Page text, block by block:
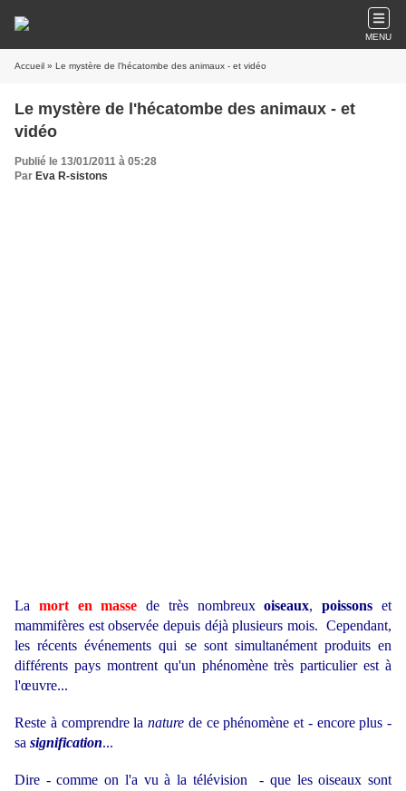
MENU
Accueil » Le mystère de l'hécatombe des animaux - et vidéo
Le mystère de l'hécatombe des animaux - et
vidéo
Publié le 13/01/2011 à 05:28
Par Eva R-sistons
La mort en masse de très nombreux oiseaux,poissons et
mammifères est observée depuis déjà plusieurs mois. Cependant,
les récents événements qui se sont simultanément produits en
différents pays montrent qu'un phénomène très particulier est à
l'œuvre...
Reste à comprendre la nature de ce phénomène et - encore plus -
sa signification...
Dire - comme on l'a vu à la télévision - que les oiseaux sont